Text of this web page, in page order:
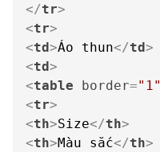
</tr>
<tr>
<td>Áo thun</td>
<td>
<table border="1"
<tr>
<th>Size</th>
<th>Màu sắc</th>